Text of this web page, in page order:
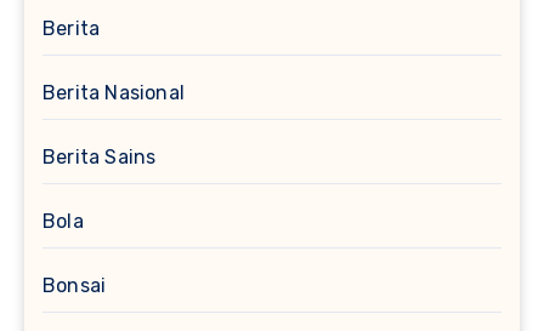
Berita
Berita Nasional
Berita Sains
Bola
Bonsai